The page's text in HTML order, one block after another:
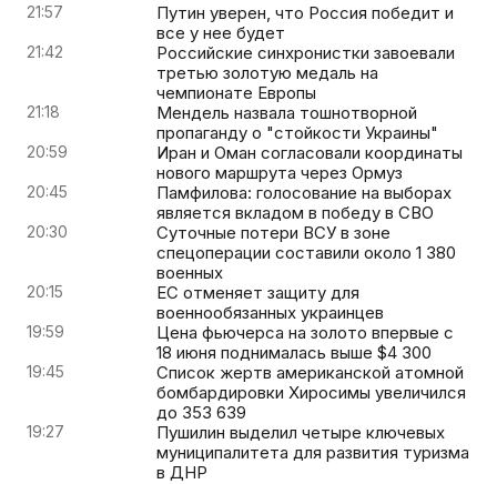
21:57
Путин уверен, что Россия победит и
все у нее будет
21:42
Российские синхронистки завоевали
третью золотую медаль на
чемпионате Европы
21:18
Мендель назвала тошнотворной
пропаганду о "стойкости Украины"
20:59
Иран и Оман согласовали координаты
нового маршрута через Ормуз
20:45
Памфилова: голосование на выборах
является вкладом в победу в СВО
20:30
Суточные потери ВСУ в зоне
спецоперации составили около 1 380
военных
20:15
ЕС отменяет защиту для
военнообязанных украинцев
19:59
Цена фьючерса на золото впервые с
18 июня поднималась выше $4 300
19:45
Список жертв американской атомной
бомбардировки Хиросимы увеличился
до 353 639
19:27
Пушилин выделил четыре ключевых
муниципалитета для развития туризма
в ДНР